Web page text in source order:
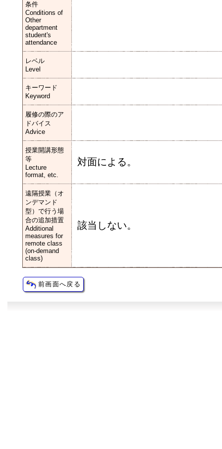
条件
Conditions of
Other
department
student's
attendance
レベル
Level
キーワード
Keyword
履修の際のア
ドバイス
Advice
授業開講形態
等
Lecture
format, etc.
対面による。
遠隔授業（オ
ンデマンド
型）で行う場
合の追加措置
Additional
measures for
remote class
(on-demand
class)
該当しない。